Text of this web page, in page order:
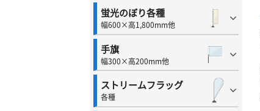
蛍光のぼり各種
幅600×高1,800mm他
手旗
幅300×高200mm他
ストリームフラッグ
各種